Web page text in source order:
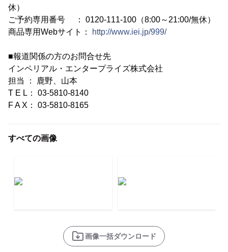
休）
ご予約専用番号 ： 0120-111-100（8:00～21:00/無休）
商品専用Webサイト：
http://www.iei.jp/999/
■報道関係の方のお問合せ先
インペリアル・エンタープライズ株式会社
担当 ： 鹿野、山本
T E L： 03-5810-8140
F A X： 03-5810-8165
すべての画像
画像一括ダウンロード